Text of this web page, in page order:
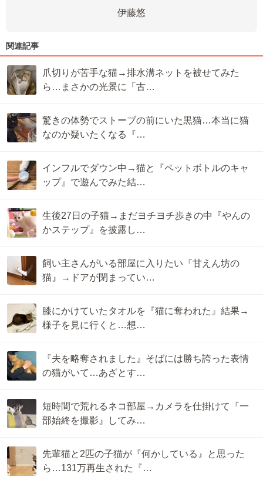
伊藤悠
関連記事
爪切りが苦手な猫→排水溝ネットを被せてみた
ら…まさかの光景に「古…
驚きの体勢でストーブの前にいた黒猫…本当に猫
なのか疑いたくなる『…
インフルでダウン中→猫と『ペットボトルのキャ
ップ』で遊んでみた結…
生後27日の子猫→まだヨチヨチ歩きの中『やんの
かステップ』を披露し…
飼い主さんがいる部屋に入りたい『甘えん坊の
猫』→ドアが閉まってい…
膝にかけていたタオルを『猫に奪われた』結果→
様子を見に行くと…想…
『夫を略奪されました』そばには勝ち誇った表情
の猫がいて…あざとす…
短時間で荒れるネコ部屋→カメラを仕掛けて『一
部始終を撮影』してみ…
先輩猫と2匹の子猫が『何かしている』と思った
ら…131万再生された『…